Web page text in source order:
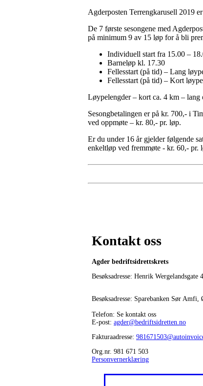
Agderposten Terrengkarusell 2019
De 7 første sesongene med
på minimum 9 av 15 løp for å bli
Individuell start fra 15.00 –
Barneløp kl. 17.30
Fellesstart (på tid) – Lang
Fellesstart (på tid) – Kort
Løypelengder – kort ca. 4 km – lang
Sesongbetalingen er på kr. 700,- i
ved oppmøte – kr. 80,- pr. løp.
Er du under 16 år gjelder følgende
enkeltløp ved fremmøte - kr. 60,- pr.
Kontakt oss
Agder bedriftsidrettskrets
Besøksadresse: Henrik
Besøksadresse: Sparebanken Sør
Telefon: Se kontakt oss
E-post: agder@bedriftsidretten.no
Fakturaadresse:
Org.nr. 981 671 503
Personvernerklæring